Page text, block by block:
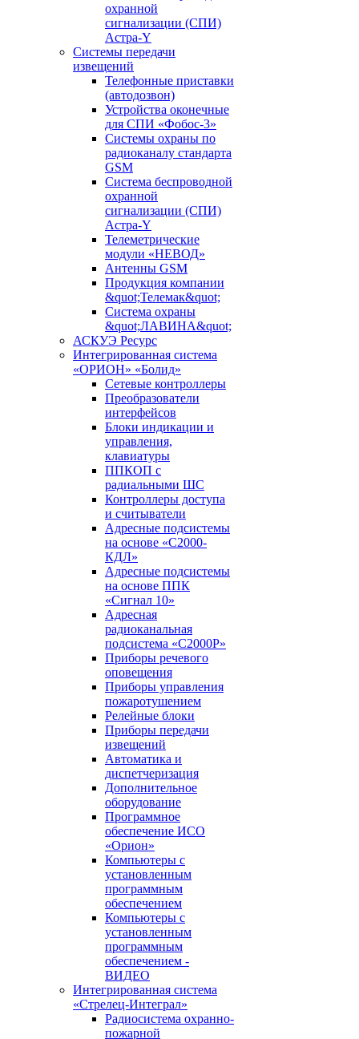
охранной
сигнализации (СПИ)
Астра-Y
Системы передачи
извещений
Телефонные приставки
(автодозвон)
Устройства оконечные
для СПИ «Фобос-3»
Системы охраны по
радиоканалу стандарта
GSM
Система беспроводной
охранной
сигнализации (СПИ)
Астра-Y
Телеметрические
модули «НЕВОД»
Антенны GSM
Продукция компании
&quot;Телемак&quot;
Система охраны
&quot;ЛАВИНА&quot;
АСКУЭ Ресурс
Интегрированная система
«ОРИОН» «Болид»
Сетевые контроллеры
Преобразователи
интерфейсов
Блоки индикации и
управления,
клавиатуры
ППКОП с
радиальными ШС
Контроллеры доступа
и считыватели
Адресные подсистемы
на основе «С2000-
КДЛ»
Адресные подсистемы
на основе ППК
«Сигнал 10»
Адресная
радиоканальная
подсистема «С2000Р»
Приборы речевого
оповещения
Приборы управления
пожаротушением
Релейные блоки
Приборы передачи
извещений
Автоматика и
диспетчеризация
Дополнительное
оборудование
Программное
обеспечение ИСО
«Орион»
Компьютеры с
установленным
программным
обеспечением
Компьютеры с
установленным
программным
обеспечением -
ВИДЕО
Интегрированная система
«Стрелец-Интеграл»
Радиосистема охранно-
пожарной